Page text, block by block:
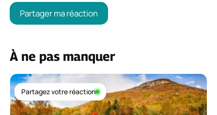
À ne pas manquer
Partagez votre réaction